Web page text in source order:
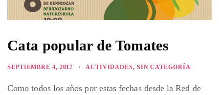
Cata popular de Tomates
SEPTIEMBRE 4, 2017 ACTIVIDADES, SIN CATEGORÍA
Como todos los años por estas fechas desde la Red de